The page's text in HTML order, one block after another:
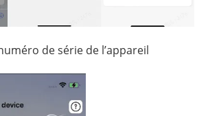
de série de l’appareil